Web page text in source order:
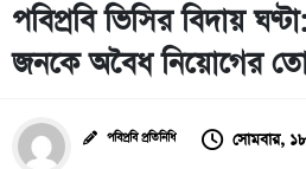
পবিপ্রবি ভিসির বিদায়
জনকে অবৈধ নিয়োগের
পবিপ্রবি প্রতিনিধি সোমবার,